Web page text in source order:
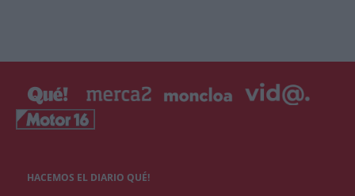
HACEMOS EL DIARIO QUÉ!